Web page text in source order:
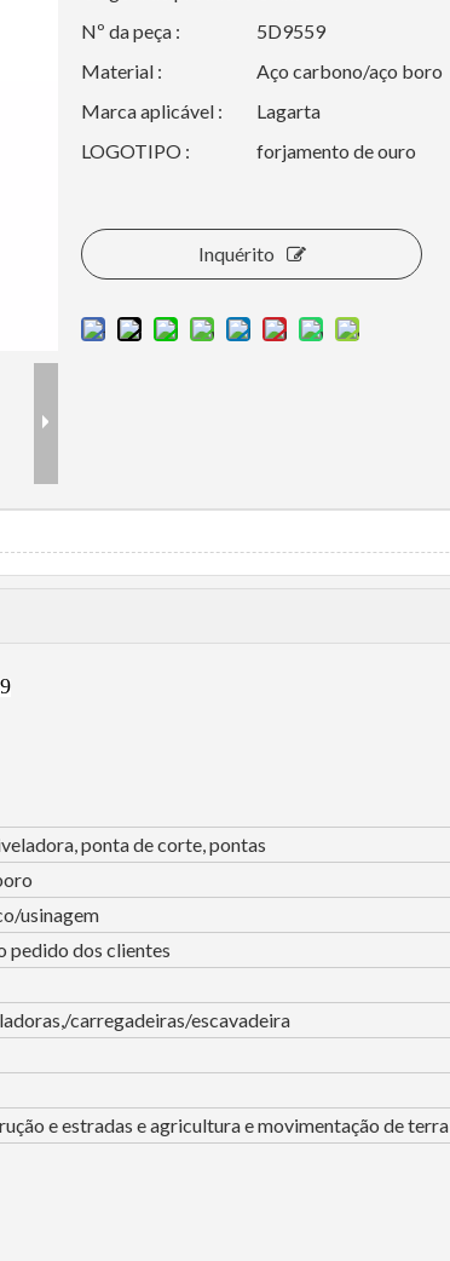
Nº da peça :
5D9559
Material :
Aço carbono/aço boro
Marca aplicável :
Lagarta
LOGOTIPO :
forjamento de ouro
Inquérito
ponta de corte, pontas
usinagem
pedido dos clientes
carregadeiras/escavadeira
e estradas e agricultura e movimentação de terra